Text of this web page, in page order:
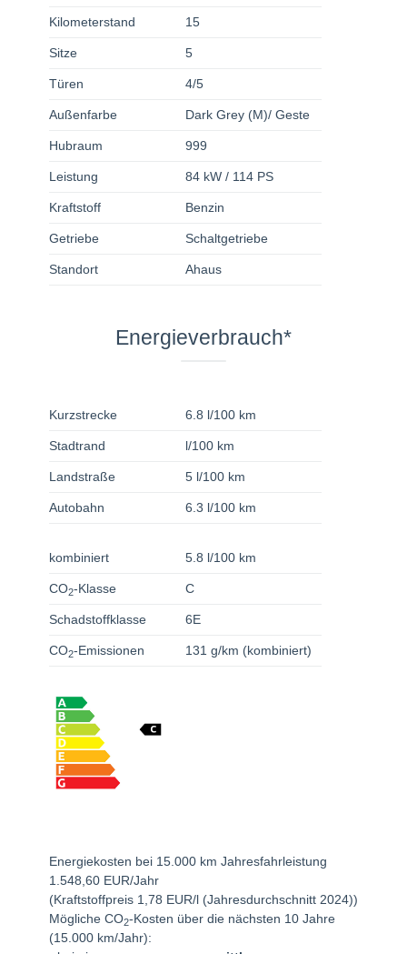
Kilometerstand 15
Sitze 5
Türen 4/5
Außenfarbe Dark Grey (M)/ Geste
Hubraum 999
Leistung 84 kW / 114 PS
Kraftstoff Benzin
Getriebe Schaltgetriebe
Standort Ahaus
Energieverbrauch*
Kurzstrecke 6.8 l/100 km
Stadtrand l/100 km
Landstraße 5 l/100 km
Autobahn 6.3 l/100 km
kombiniert 5.8 l/100 km
CO2-Klasse C
Schadstoffklasse 6E
CO2-Emissionen 131 g/km (kombiniert)
Energiekosten bei 15.000 km Jahresfahrleistung
1.548,60 EUR/Jahr
(Kraftstoffpreis 1,78 EUR/l (Jahresdurchschnitt 2024))
Mögliche CO2-Kosten über die nächsten 10 Jahre
(15.000 km/Jahr):